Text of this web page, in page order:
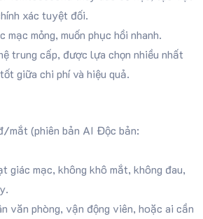
xác tuyệt đối.
mạc mỏng, muốn phục hồi nhanh.
trung cấp, được lựa chọn nhiều nhất
giữa chi phí và hiệu quả.
(phiên bản AI Độc bản:
giác mạc, không khô mắt, không đau,
văn phòng, vận động viên, hoặc ai cần